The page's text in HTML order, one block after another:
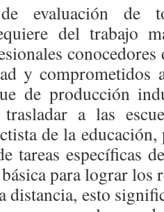
evaluación de
del trabajo
conocedores
y comprometidos
de producción
a las
de la
tareas específicas
para lograr los
distancia, esto